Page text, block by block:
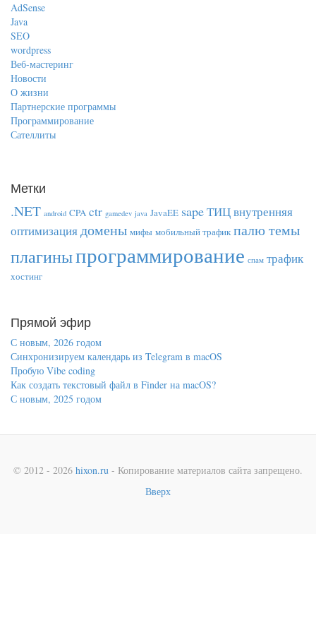
AdSense
Java
SEO
wordpress
Веб-мастеринг
Новости
О жизни
Партнерские программы
Программирование
Сателлиты
Метки
.NET android CPA ctr gamedev java JavaEE sapeТИЦвнутренняя
оптимизациядомены мифы мобильный трафик палю темы
плагиныпрограммирование спам трафик
хостинг
Прямой эфир
С новым, 2026 годом
Синхронизируем календарь из Telegram в macOS
Пробую Vibe coding
Как создать текстовый файл в Finder на macOS?
С новым, 2025 годом
© 2012 - 2026 hixon.ru - Копирование материалов сайта запрещено.
Вверх